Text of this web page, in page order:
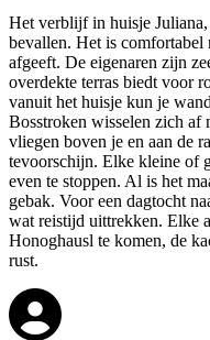
Het verblijf in huisje
bevallen. Het is comfortabel
afgeeft. De eigenaren zijn
overdekte terras biedt voor
vanuit het huisje kun je
Bosstroken wisselen zich af
vliegen boven je en aan de
tevoorschijn. Elke kleine of
even te stoppen. Al is het
gebak. Voor een dagtocht
wat reistijd uittrekken. Elke
Honoghausl te komen, de
rust.